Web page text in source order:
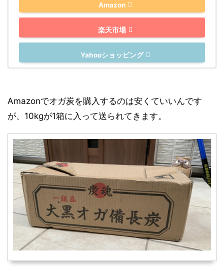
Amazon
楽天市場
Yahooショッピング
Amazonでオガ炭を購入するのは安くていいんです
が、10kgが1箱に入って送られてきます。